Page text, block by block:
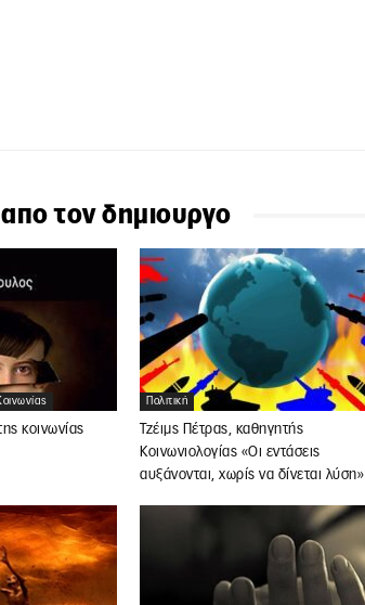
τον δημιουργο
κοινωνίας
Πολιτική
Τζέιμς Πέτρας, καθηγητής
Κοινωνιολογίας «Οι εντάσεις
αυξάνονται, χωρίς να δίνεται λύση»